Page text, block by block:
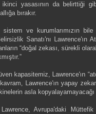
ikinci yasasının da belirttiği
bırakır.
ve kurumlarımızın bile
Sanatı'nı Lawrence'ın
“doğal zekası, sürekli
kapasitemiz, Lawrence'ın
Lawrence'ın yapay
asla kopyalayamayacağı
Avrupa'daki